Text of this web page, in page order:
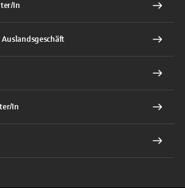
In
In